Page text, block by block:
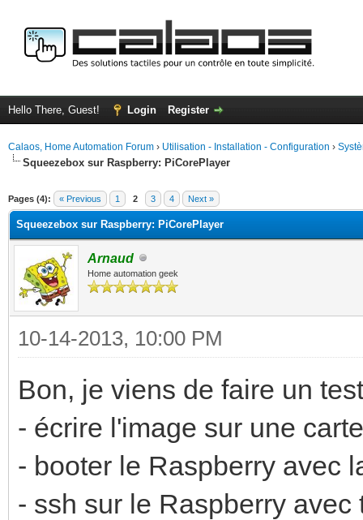
Hello There, Guest! Login Register
Calaos, Home Automation Forum › Utilisation - Installation - Configuration ›
Squeezebox sur Raspberry: PiCorePlayer
Pages (4): « Previous 1 2 3 4 Next »
Squeezebox sur Raspberry: PiCorePlayer
Arnaud
Home automation geek
10-14-2013, 10:00 PM
Bon, je viens de faire un
- écrire l'image sur une
- booter le Raspberry avec
- ssh sur le Raspberry